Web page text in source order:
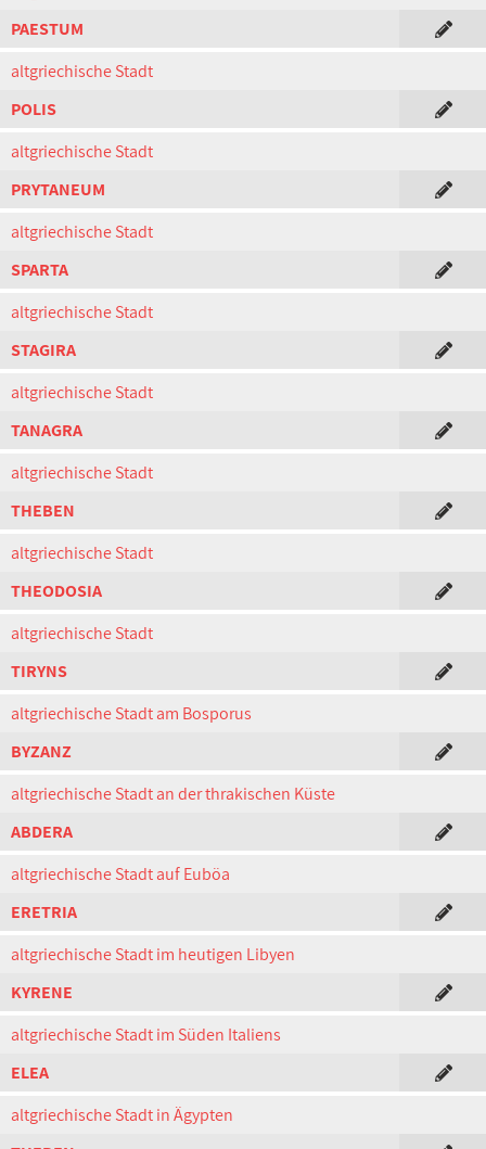
PAESTUM
altgriechische Stadt
POLIS
altgriechische Stadt
PRYTANEUM
altgriechische Stadt
SPARTA
altgriechische Stadt
STAGIRA
altgriechische Stadt
TANAGRA
altgriechische Stadt
THEBEN
altgriechische Stadt
THEODOSIA
altgriechische Stadt
TIRYNS
altgriechische Stadt am Bosporus
BYZANZ
altgriechische Stadt an der thrakischen Küste
ABDERA
altgriechische Stadt auf Euböa
ERETRIA
altgriechische Stadt im heutigen Libyen
KYRENE
altgriechische Stadt im Süden Italiens
ELEA
altgriechische Stadt in Ägypten